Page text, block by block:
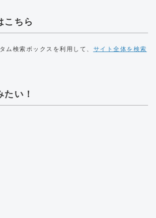
こちら
ム検索ボックスを利用して、 サイト全体を検索
い！